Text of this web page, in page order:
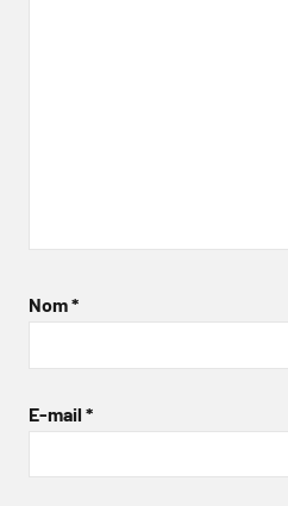
Nom*
E-mail *